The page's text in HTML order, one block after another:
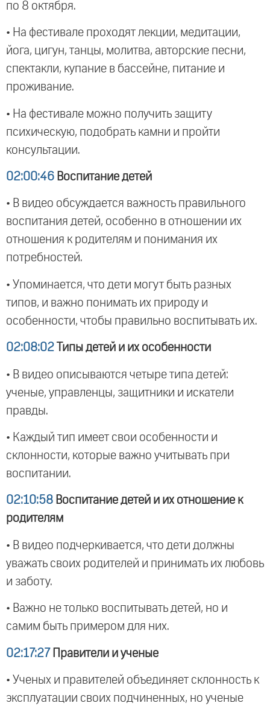
по 8 октября.
• На фестивале проходят лекции, медитации,
йога, цигун, танцы, молитва, авторские песни,
спектакли, купание в бассейне, питание и
проживание.
• На фестивале можно получить защиту
психическую, подобрать камни и пройти
консультации.
02:00:46 Воспитание детей
• В видео обсуждается важность правильного
воспитания детей, особенно в отношении их
отношения к родителям и понимания их
потребностей.
• Упоминается, что дети могут быть разных
типов, и важно понимать их природу и
особенности, чтобы правильно воспитывать их.
02:08:02 Типы детей и их особенности
• В видео описываются четыре типа детей:
ученые, управленцы, защитники и искатели
правды.
• Каждый тип имеет свои особенности и
склонности, которые важно учитывать при
воспитании.
02:10:58 Воспитание детей и их отношение к
родителям
• В видео подчеркивается, что дети должны
уважать своих родителей и принимать их любовь
и заботу.
• Важно не только воспитывать детей, но и
самим быть примером для них.
02:17:27 Правители и ученые
• Ученых и правителей объединяет склонность к
эксплуатации своих подчиненных, но ученые